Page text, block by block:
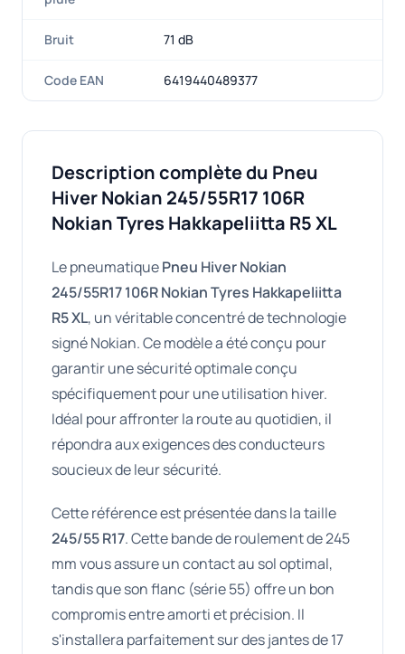
Bruit 71 dB
Code EAN 6419440489377
Description complète du Pneu
Hiver Nokian 245/55R17 106R
Nokian Tyres Hakkapeliitta R5 XL
Le pneumatiquePneu Hiver Nokian
245/55R17 106R Nokian Tyres Hakkapeliitta
R5 XL, un véritable concentré de technologie
signé Nokian. Ce modèle a été conçu pour
garantir une sécurité optimale conçu
spécifiquement pour une utilisation hiver.
Idéal pour affronter la route au quotidien, il
répondra aux exigences des conducteurs
soucieux de leur sécurité.
Cette référence est présentée dans la taille
245/55 R17. Cette bande de roulement de 245
mm vous assure un contact au sol optimal,
tandis que son flanc (série 55) offre un bon
compromis entre amorti et précision. Il
s'installera parfaitement sur des jantes de 17